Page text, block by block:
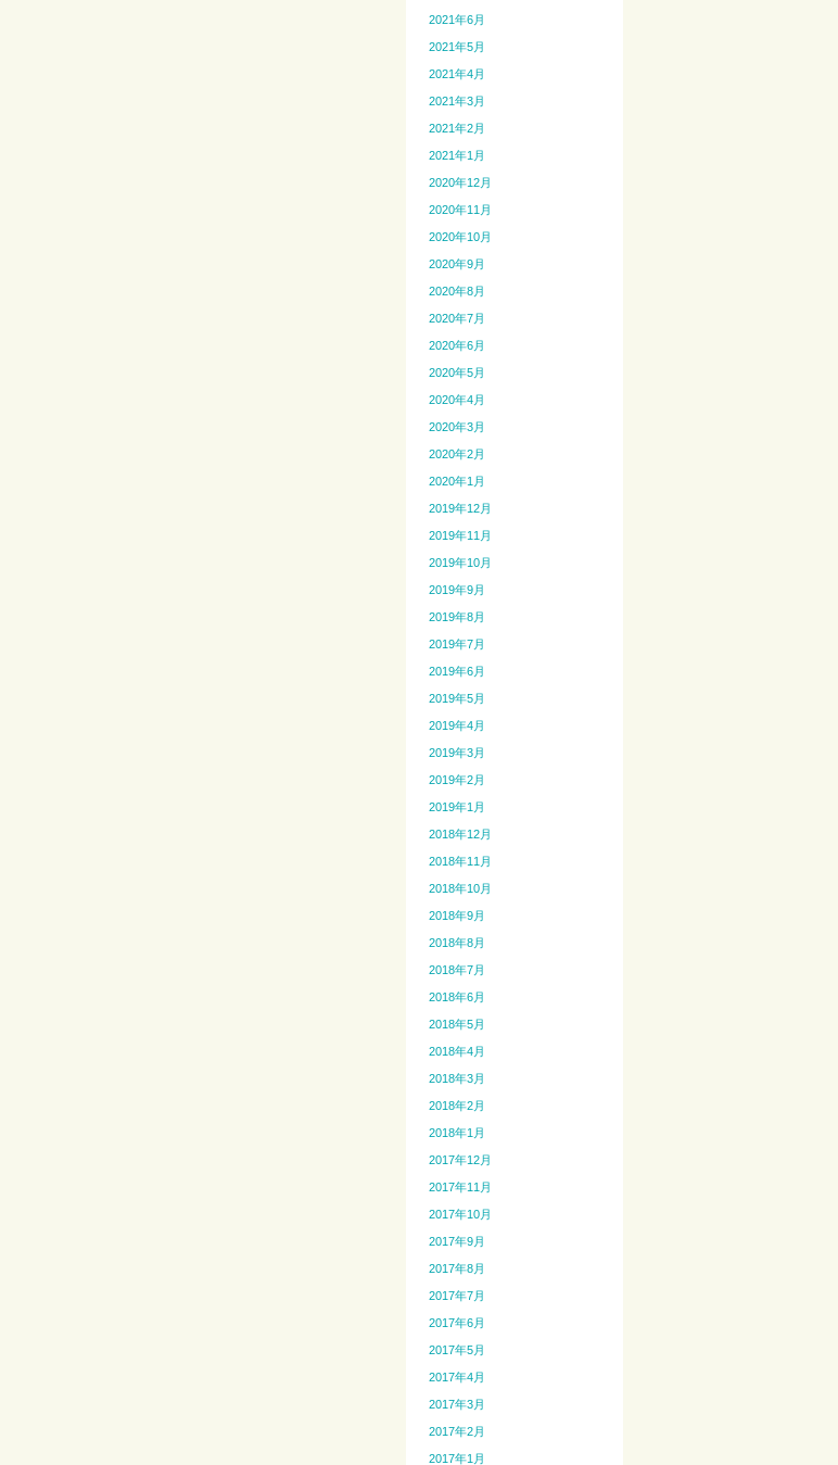
2021年6月
2021年5月
2021年4月
2021年3月
2021年2月
2021年1月
2020年12月
2020年11月
2020年10月
2020年9月
2020年8月
2020年7月
2020年6月
2020年5月
2020年4月
2020年3月
2020年2月
2020年1月
2019年12月
2019年11月
2019年10月
2019年9月
2019年8月
2019年7月
2019年6月
2019年5月
2019年4月
2019年3月
2019年2月
2019年1月
2018年12月
2018年11月
2018年10月
2018年9月
2018年8月
2018年7月
2018年6月
2018年5月
2018年4月
2018年3月
2018年2月
2018年1月
2017年12月
2017年11月
2017年10月
2017年9月
2017年8月
2017年7月
2017年6月
2017年5月
2017年4月
2017年3月
2017年2月
2017年1月